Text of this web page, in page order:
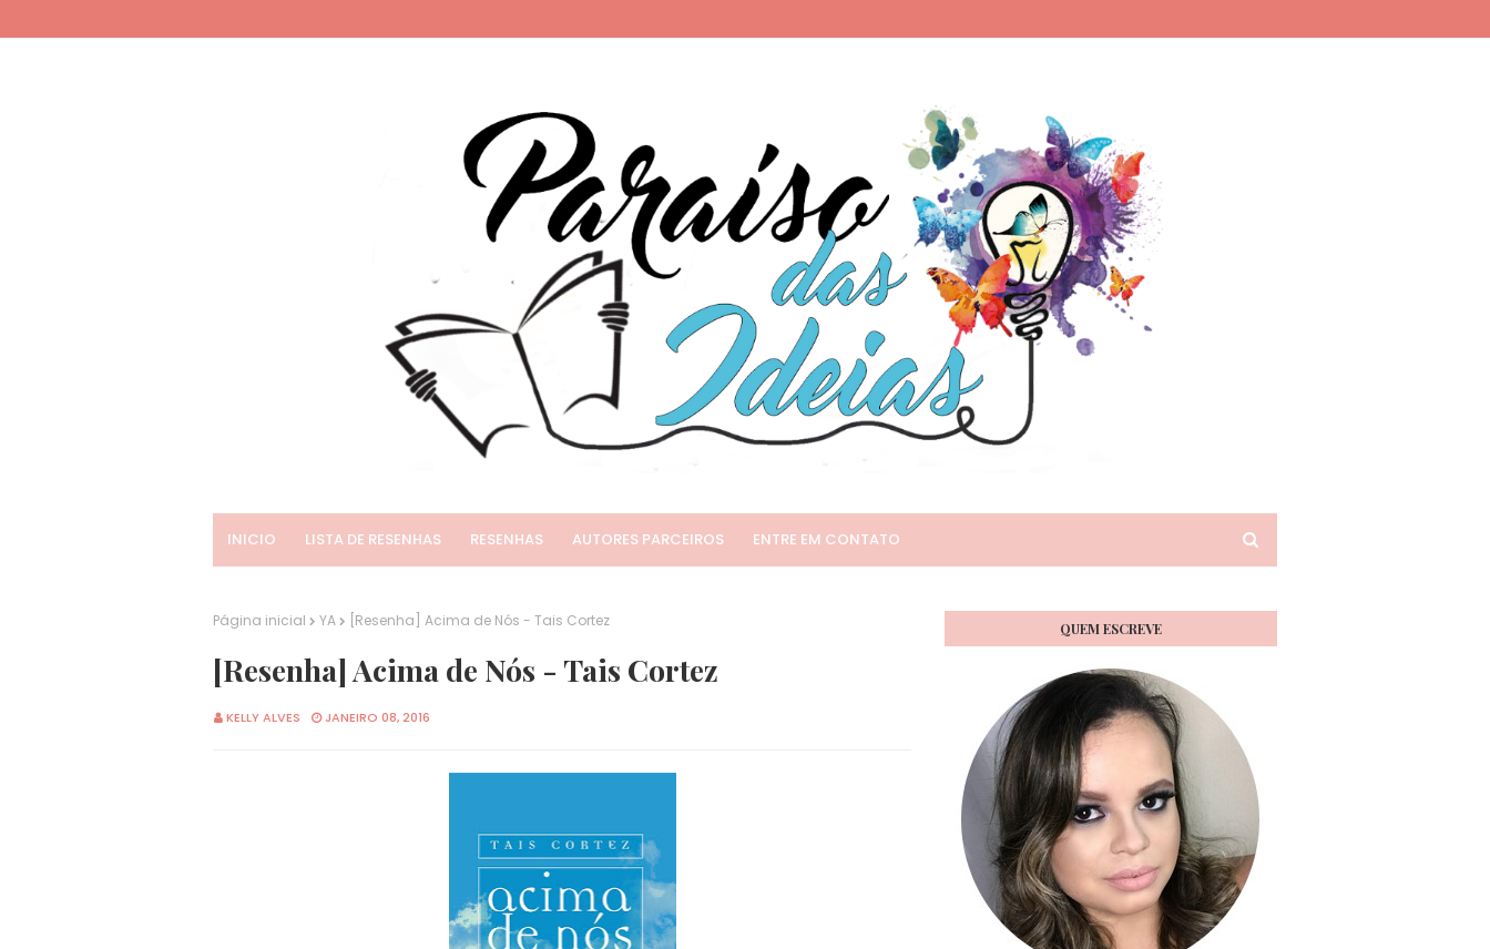
INICIO LISTA DE RESENHAS RESENHAS AUTORES PARCEIROS ENTRE EM CONTATO
Página inicial YA [Resenha] Acima de Nós - Tais Cortez
[Resenha] Acima de Nós - Tais Cortez
KELLY ALVES JANEIRO 08, 2016
QUEM ESCREVE